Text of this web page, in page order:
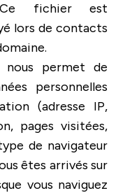
fichier est
lors de contacts
nous permet de
personnelles
(adresse IP,
pages visitées,
de navigateur
êtes arrivés sur
vous naviguez